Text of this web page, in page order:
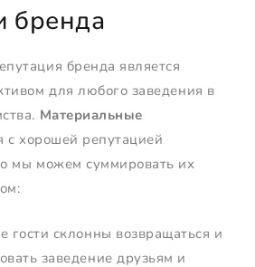
бренда
бренда является
для любого заведения в
Материальные
с хорошей репутацией
мы можем суммировать их
гости склонны возвращаться и
заведение друзьям и